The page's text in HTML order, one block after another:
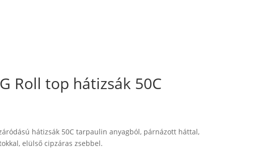
Roll top hátizsák 50C
hátizsák 50C tarpaulin anyagból, párnázott háttal,
elülső cipzáras zsebbel.